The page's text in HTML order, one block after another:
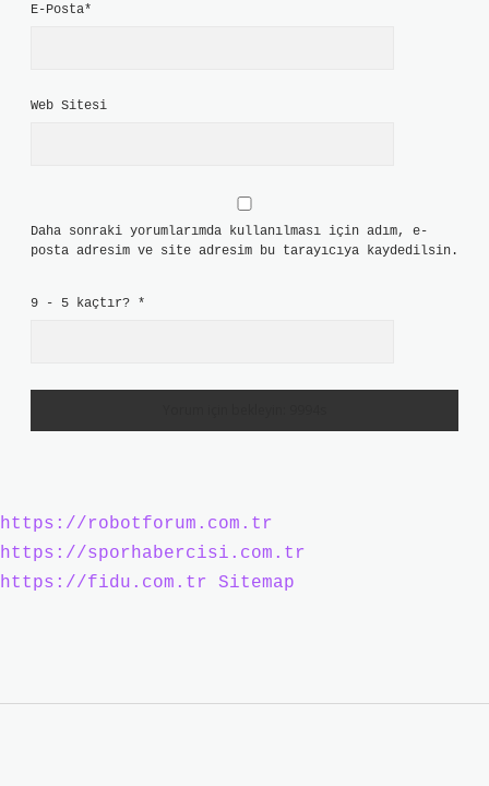
E-Posta*
Web Sitesi
Daha sonraki yorumlarımda kullanılması için adım, e-
posta adresim ve site adresim bu tarayıcıya kaydedilsin.
9 - 5 kaçtır? *
https://robotforum.com.tr
https://sporhabercisi.com.tr
https://fidu.com.tr
Sitemap